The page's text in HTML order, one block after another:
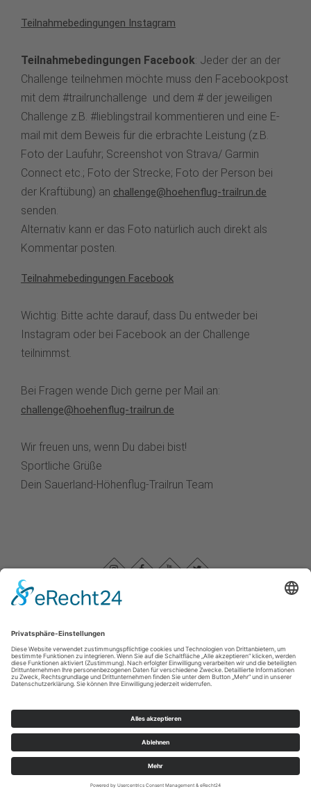
Teilnahmebedingungen Instagram
Teilnahmebedingungen Facebook: Jeder der an der
Challenge teilnehmen möchte muss den Facebookpost
mit dem #trailrunchallenge und dem # der jeweiligen
Challenge z.B. #lieblingstrail kommentieren und eine E-
mail mit dem Beweis für die erbrachte Leistung (z.B.
Foto der Laufuhr; Screenshot von Strava/ Garmin
Connect etc.; Foto der Strecke; Foto der Person bei
der Kraftübung) an challenge@hoehenflug-trailrun.de
senden.
Alternativ kann er das Foto natürlich auch direkt als
Kommentar posten.
Teilnahmebedingungen Facebook
Wichtig: Bitte achte darauf, dass Du entweder bei
Instagram oder bei Facebook an der Challenge
teilnimmst.
Bei Fragen wende Dich gerne per Mail an:
challenge@hoehenflug-trailrun.de
Wir freuen uns, wenn Du dabei bist!
Sportliche Grüße
Dein Sauerland-Höhenflug-Trailrun Team
Haftungsausschluss
Sauerland-Höhenflug Im Ohle 12 57392 Schmallenberg
Naturpark Sauerland Rothaargebirge e.V.
Cookie-Einstellungen